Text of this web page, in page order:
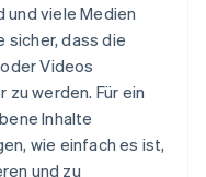
viele Medien
sicher, dass die
Videos
werden. Für ein
Inhalte
wie einfach es ist,
und zu